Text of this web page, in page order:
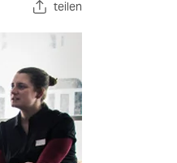
teilen